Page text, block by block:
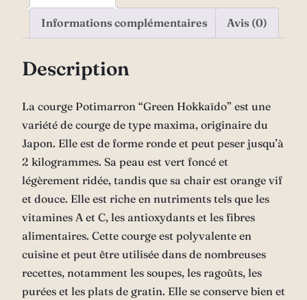
Informations complémentaires Avis (0)
Description
La courge Potimarron “Green Hokkaïdo” est une
variété de courge de type maxima, originaire du
Japon. Elle est de forme ronde et peut peser jusqu’à
2 kilogrammes. Sa peau est vert foncé et
légèrement ridée, tandis que sa chair est orange vif
et douce. Elle est riche en nutriments tels que les
vitamines A et C, les antioxydants et les fibres
alimentaires. Cette courge est polyvalente en
cuisine et peut être utilisée dans de nombreuses
recettes, notamment les soupes, les ragoûts, les
purées et les plats de gratin. Elle se conserve bien et